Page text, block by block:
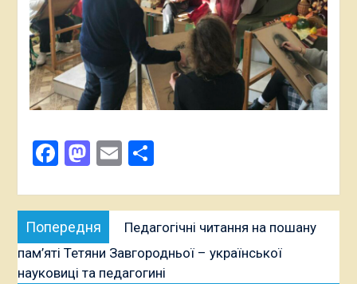
Facebook
Mastodon
EmailПоділитися
Навігація
записів
Попередня
публікація:
Педагогічні читання на пошану
пам’яті Тетяни Завгородньої – української
науковиці та педагогині